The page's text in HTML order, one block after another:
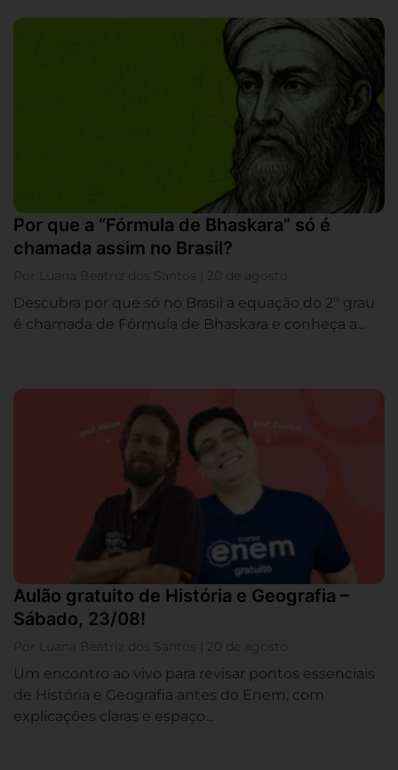
Por que a “Fórmula de Bhaskara” só é
chamada assim no Brasil?
Por Luana Beatriz dos Santos | 20 de agosto
Descubra por que só no Brasil a equação do 2º grau
é chamada de Fórmula de Bhaskara e conheça a...
Aulão gratuito de História e Geografia –
Sábado, 23/08!
Por Luana Beatriz dos Santos | 20 de agosto
Um encontro ao vivo para revisar pontos essenciais
de História e Geografia antes do Enem, com
explicações claras e espaço...